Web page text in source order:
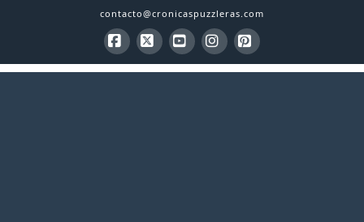
contacto@cronicaspuzzleras.com
Facebook
X YouTubeInstagram
Pinterest